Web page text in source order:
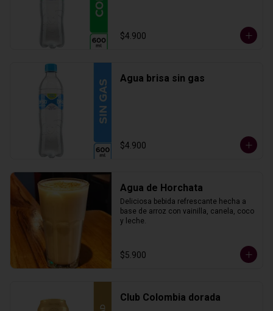
$4.900
Agua brisa sin gas
$4.900
Agua de Horchata
Deliciosa bebida refrescante hecha a
base de arroz con vainilla, canela, coco
y leche.
$5.900
Club Colombia dorada